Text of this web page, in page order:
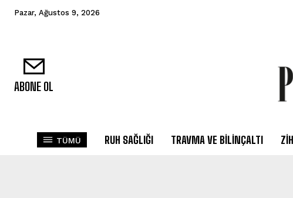
Pazar, Ağustos 9, 2026
ABONE OL
TÜMÜ RUH SAĞLIĞI TRAVMA VE BILINÇALTI